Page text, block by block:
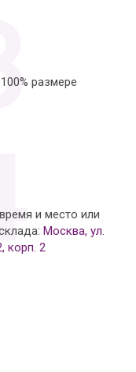
размере
и место или
Москва, ул.
корп. 2